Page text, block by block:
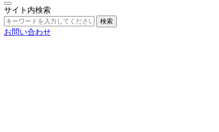
サイト内検索
検索
お問い合わせ